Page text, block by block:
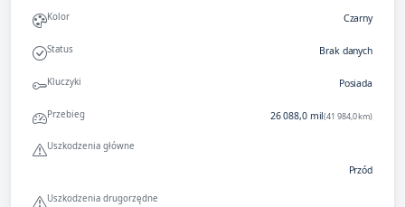
Kolor Czarny
Status Brak danych
Kluczyki Posiada
Przebieg 26 088,0 mil(41 984,0 km)
Uszkodzenia główne
Przód
Uszkodzenia drugorzędne